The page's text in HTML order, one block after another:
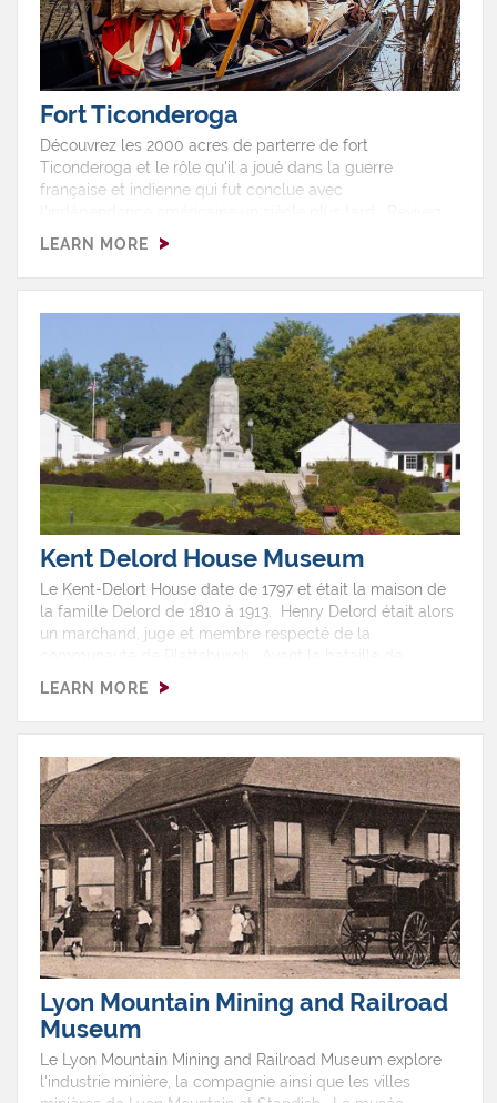
Fort Ticonderoga
Découvrez les 2000 acres de parterre de fort
Ticonderoga et le rôle qu'il a joué dans la guerre
française et indienne qui fut conclue avec
les moments qui ont défini l'histoire américaine lorsque
du continent. Situé au pied des montagnes Adirondacks
LEARN MORE
Kent Delord House Museum
Le Kent-Delort House date de 1797 et était la maison de
la famille Delord de 1810 à 1913. Henry Delord était alors
un marchand, juge et membre respecté de la
Plattsburgh, Henry et sa famille ont fui la maison qui fut
britannique. À l'intérieur, on y retrouve des objets laissés
LEARN MORE
Lyon Mountain Mining and Railroad
Museum
Le Lyon Mountain Mining and Railroad Museum explore
l'industrie minière, la compagnie ainsi que les villes